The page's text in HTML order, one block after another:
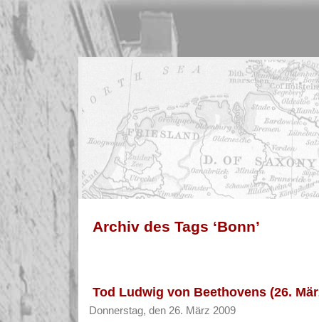
Archiv des Tags ‘Bonn’
Tod Ludwig von Beethovens (26.
Donnerstag, den 26. März 2009